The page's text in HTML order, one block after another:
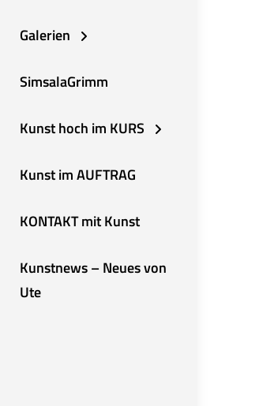
Galerien
SimsalaGrimm
Kunst hoch im KURS
Kunst im AUFTRAG
KONTAKT mit Kunst
Kunstnews – Neues von
Ute